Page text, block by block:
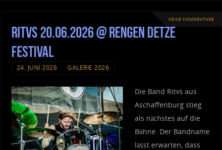
KEINE KOMMENTARE
Ritvs 20.06.2026 @ Rengen Detze
Festival
24. JUNI 2026 GALERIE 2026
Die Band Ritvs aus
Aschaffenburg stieg
als nächstes auf die
Bühne. Der Bandname
lässt erwarten, dass